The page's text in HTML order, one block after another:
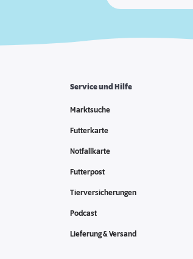
Service und Hilfe
Marktsuche
Futterkarte
Notfallkarte
Futterpost
Tierversicherungen
Podcast
Lieferung & Versand